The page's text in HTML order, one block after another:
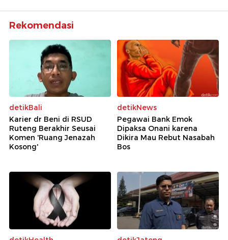
Rekomendasi
detikBali
Karier dr Beni di RSUD
Ruteng Berakhir Seusai
Komen 'Ruang Jenazah
Kosong'
detikNews
Pegawai Bank Emok
Dipaksa Onani karena
Dikira Mau Rebut Nasabah
Bos